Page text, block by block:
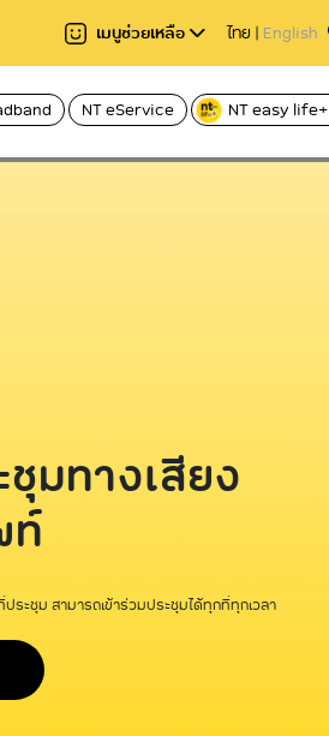
เมนูช่วยเหลือ ไทย | English
NT eService NT easy life+
มทางเสียง
ท์
ระชุม สามารถเข้าร่วมประชุมได้ทุกที่ทุกเวลา
าที อ่านให้ฟัง แชร์